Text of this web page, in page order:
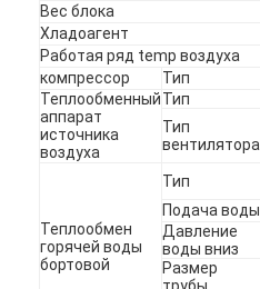
Вес блока
Хладоагент
Работая ряд temp воздуха
компрессор
Тип
Теплообменный
аппарат
источника
воздуха
Тип
Тип
вентилятора
Теплообмен
горячей воды
бортовой
Тип
Подача воды
Давление
воды вниз
Размер